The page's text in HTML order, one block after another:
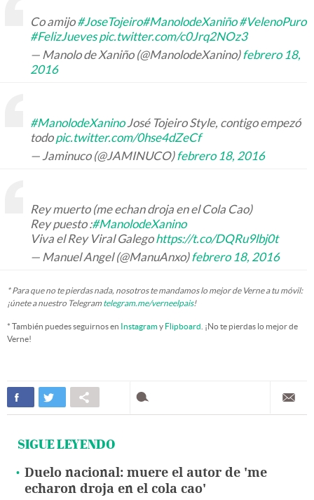
Co amijo#JoseTojeiro#ManolodeXaniño #VelenoPuro
#FelizJueves pic.twitter.com/c0Jrq2NOz3
— Manolo de Xaniño (@ManolodeXanino) febrero 18,
2016
#ManolodeXaninoJosé Tojeiro Style, contigo empezó
todopic.twitter.com/0hse4dZeCf
— Jaminuco (@JAMINUCO) febrero 18, 2016
Rey muerto (me echan droja en el Cola Cao)
Rey puesto :#ManolodeXanino
Viva el Rey Viral Galegohttps://t.co/DQRu9lbj0t
— Manuel Angel (@ManuAnxo) febrero 18, 2016
* Para que no te pierdas nada, nosotros te mandamos lo mejor de Verne a tu móvil:
¡únete a nuestro Telegram telegram.me/verneelpais!
* También puedes seguirnos en Instagramy Flipboard . ¡No te pierdas lo mejor de
Verne!
SIGUE LEYENDO
Duelo nacional: muere el autor de 'me
echaron droja en el cola cao'